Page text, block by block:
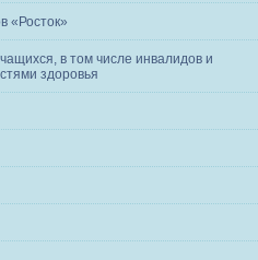
«Росток»
в том числе инвалидов и
здоровья